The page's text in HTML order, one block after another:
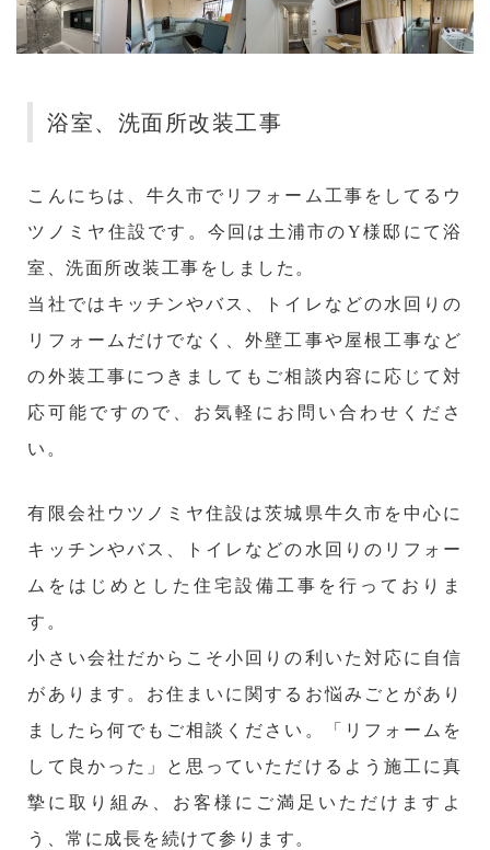
浴室、洗面所改装工事
こんにちは、牛久市でリフォーム工事をしてるウ
ツノミヤ住設です。今回は土浦市のY様邸にて浴
室、洗面所改装 工事をしました。
当社ではキッチンやバス、トイレなどの水回りの
リフォームだけでなく、外壁工事や屋根工事など
の外装工事につきましてもご相談内容に応じて対
応可能ですので、お気軽にお問い合わせくださ
い。
有限会社ウツノミヤ住設は茨城県牛久市を中心に
キッチンやバス、トイレなどの水回りのリフォー
ムをはじめとした住宅設備工事を行っておりま
す。
小さい会社だからこそ小回りの利いた対応に自信
があります。お住まいに関するお悩みごとがあり
ましたら何でもご相談ください。「リフォームを
して良かった」と思っていただけるよう施工に真
摯に取り組み、お客様にご満足いただけますよ
う、常に成長を続けて参ります。